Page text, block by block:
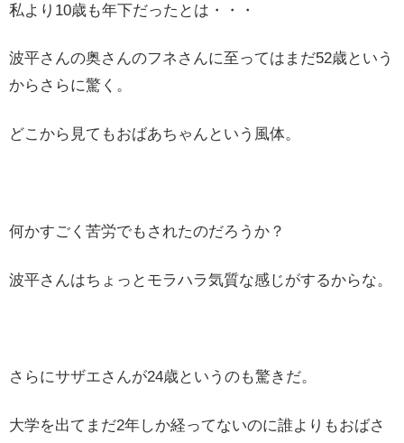
私より10歳も年下だったとは・・・
波平さんの奥さんのフネさんに至ってはまだ52歳という
からさらに驚く。
どこから見てもおばあちゃんという風体。
何かすごく苦労でもされたのだろうか？
波平さんはちょっとモラハラ気質な感じがするからな。
さらにサザエさんが24歳というのも驚きだ。
大学を出てまだ2年しか経ってないのに誰よりもおばさ